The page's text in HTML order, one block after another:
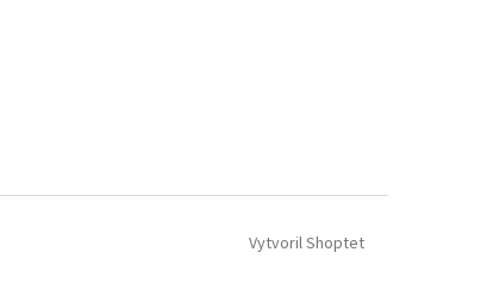
Vytvoril Shoptet